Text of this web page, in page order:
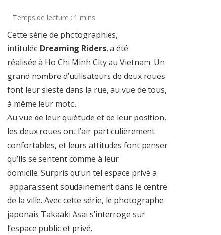
Cette série de photographies,
intitulée Dreaming Riders, a été
réalisée à Ho Chi Minh City au Vietnam. Un
grand nombre d’utilisateurs de deux roues
font leur sieste dans la rue, au vue de tous,
à même leur moto.
Au vue de leur quiétude et de leur position,
les deux roues ont l’air particulièrement
confortables, et leurs attitudes font penser
qu’ils se sentent comme à leur
domicile. Surpris qu’un tel espace privé a
apparaissent soudainement dans le centre
de la ville. Avec cette série, le photographe
japonais Takaaki Asai s’interroge sur
l’espace public et privé.